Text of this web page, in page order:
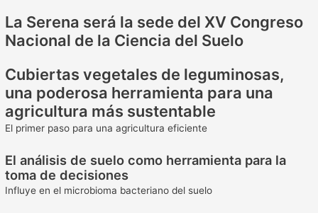
La Serena será la sede del XV Congreso
Nacional de la Ciencia del Suelo
Cubiertas vegetales de leguminosas,
una poderosa herramienta para una
agricultura más sustentable
El primer paso para una agricultura eficiente
El análisis de suelo como herramienta para la
toma de decisiones
Influye en el microbioma bacteriano del suelo